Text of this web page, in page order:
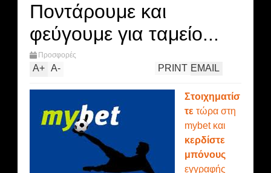
Ποντάρουμε και
φεύγουμε για ταμείο...
Προσφορές
A+ A- EMAIL
PRINT
Στοιχηματίσ
τε τώρα στη
mybet και
κερδίστε
μπόνους
εγγραφής